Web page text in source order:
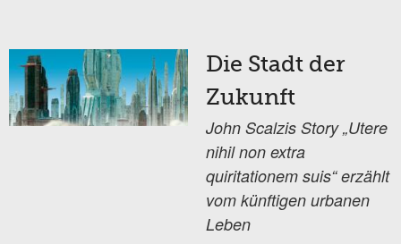
Die Stadt der
Zukunft
John Scalzis Story „Utere
nihil non extra
quiritationem suis“ erzählt
vom künftigen urbanen
Leben